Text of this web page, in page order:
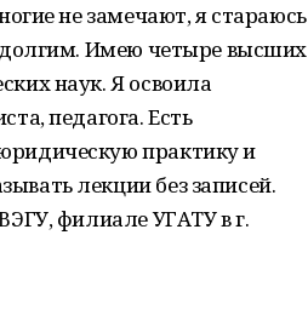
не замечают, я стараюсь
долгим. Имею четыре высших
наук. Я освоила
педагога. Есть
практику и
лекции без записей.
филиале УГАТУ в г.